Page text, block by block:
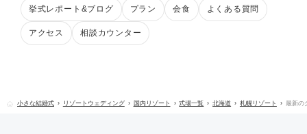
挙式レポート&ブログ プラン 会食 よくある質問
アクセス 相談カウンター
小さな結婚式 リゾートウェディング 国内リゾート 式場一覧 北海道 札幌リゾート 最新の